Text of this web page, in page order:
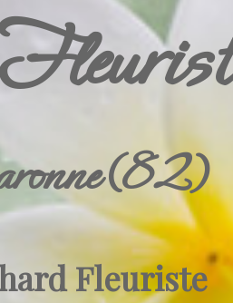
(82)
Fleuriste